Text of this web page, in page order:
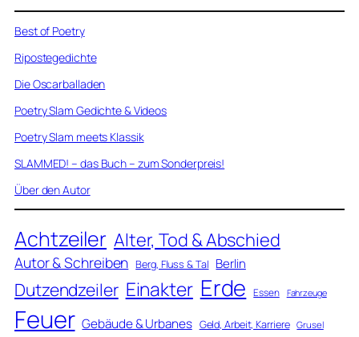
Best of Poetry
Ripostegedichte
Die Oscarballaden
Poetry Slam Gedichte & Videos
Poetry Slam meets Klassik
SLAMMED! – das Buch – zum Sonderpreis!
Über den Autor
Achtzeiler Alter, Tod & Abschied
Autor & Schreiben Berg, Fluss & Tal Berlin
Dutzendzeiler Einakter Erde Essen Fahrzeuge
Feuer Gebäude & Urbanes Geld, Arbeit, Karriere Grusel